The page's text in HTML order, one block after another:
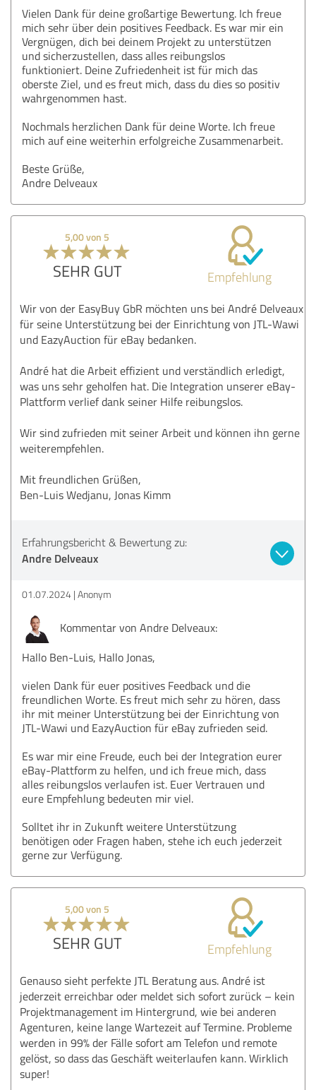
Vielen Dank für deine großartige Bewertung. Ich freue
mich sehr über dein positives Feedback. Es war mir ein
Vergnügen, dich bei deinem Projekt zu unterstützen
und sicherzustellen, dass alles reibungslos
funktioniert. Deine Zufriedenheit ist für mich das
oberste Ziel, und es freut mich, dass du dies so positiv
wahrgenommen hast.
Nochmals herzlichen Dank für deine Worte. Ich freue
mich auf eine weiterhin erfolgreiche Zusammenarbeit.
Beste Grüße,
Andre Delveaux
5,00 von 5
SEHR GUT Empfehlung
Wir von der EasyBuy GbR möchten uns bei André Delveaux
für seine Unterstützung bei der Einrichtung von JTL-Wawi
und EazyAuction für eBay bedanken.
André hat die Arbeit effizient und verständlich erledigt,
was uns sehr geholfen hat. Die Integration unserer eBay-
Plattform verlief dank seiner Hilfe reibungslos.
Wir sind zufrieden mit seiner Arbeit und können ihn gerne
weiterempfehlen.
Mit freundlichen Grüßen,
Ben-Luis Wedjanu, Jonas Kimm
Erfahrungsbericht & Bewertung zu:
Andre Delveaux
01.07.2024 Anonym
Kommentar von Andre Delveaux:
Hallo Ben-Luis, Hallo Jonas,
vielen Dank für euer positives Feedback und die
freundlichen Worte. Es freut mich sehr zu hören, dass
ihr mit meiner Unterstützung bei der Einrichtung von
JTL-Wawi und EazyAuction für eBay zufrieden seid.
Es war mir eine Freude, euch bei der Integration eurer
eBay-Plattform zu helfen, und ich freue mich, dass
alles reibungslos verlaufen ist. Euer Vertrauen und
eure Empfehlung bedeuten mir viel.
Solltet ihr in Zukunft weitere Unterstützung
benötigen oder Fragen haben, stehe ich euch jederzeit
gerne zur Verfügung.
5,00 von 5
SEHR GUT Empfehlung
Genauso sieht perfekte JTL Beratung aus. André ist
jederzeit erreichbar oder meldet sich sofort zurück – kein
Projektmanagement im Hintergrund, wie bei anderen
Agenturen, keine lange Wartezeit auf Termine. Probleme
werden in 99% der Fälle sofort am Telefon und remote
gelöst, so dass das Geschäft weiterlaufen kann. Wirklich
super!